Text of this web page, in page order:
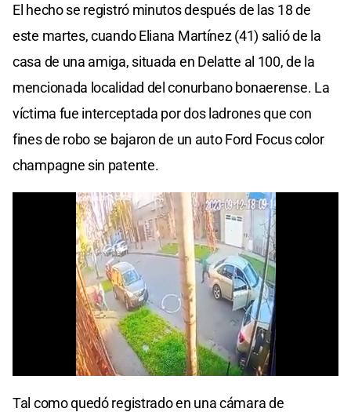
El hecho se registró minutos después de las 18 de
este martes, cuando Eliana Martínez (41) salió de la
casa de una amiga, situada en Delatte al 100, de la
mencionada localidad del conurbano bonaerense. La
víctima fue interceptada por dos ladrones que con
fines de robo se bajaron de un auto Ford Focus color
champagne sin patente.
Tal como quedó registrado en una cámara de